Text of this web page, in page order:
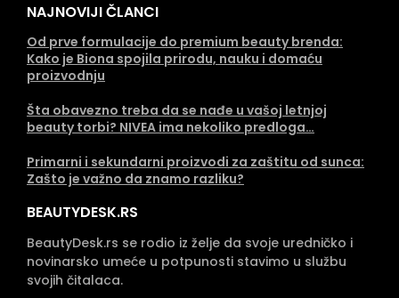
NAJNOVIJI ČLANCI
Od prve formulacije do premium beauty brenda:
Kako je Biona spojila prirodu, nauku i domaću
proizvodnju
Šta obavezno treba da se nađe u vašoj letnjoj
beauty torbi? NIVEA ima nekoliko predloga…
Primarni i sekundarni proizvodi za zaštitu od sunca:
Zašto je važno da znamo razliku?
BEAUTYDESK.RS
BeautyDesk.rs se rodio iz želje da svoje uredničko i
novinarsko umeće u potpunosti stavimo u službu
svojih čitalaca.